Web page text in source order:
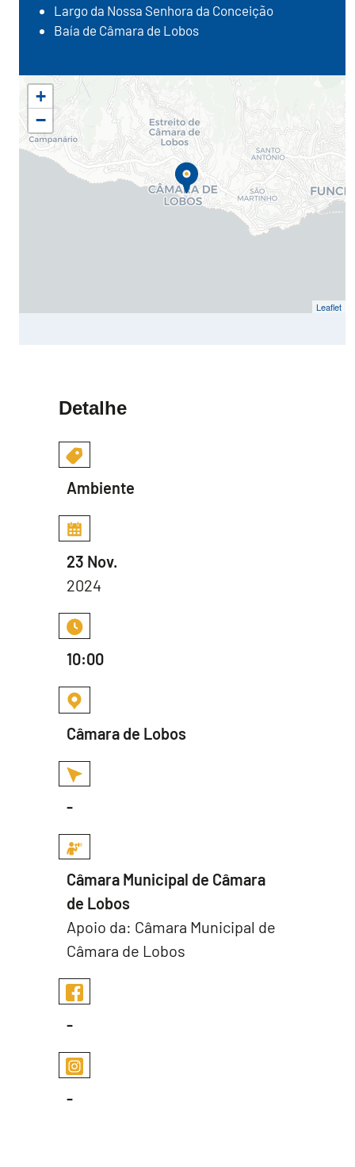
Largo da Nossa Senhora da Conceição
Baía de Câmara de Lobos
+
−
Leaflet
Detalhe
Ambiente
23 Nov.
2024
10:00
Câmara de Lobos
-
Câmara Municipal de Câmara
de Lobos
Apoio da: Câmara Municipal de
Câmara de Lobos
-
-